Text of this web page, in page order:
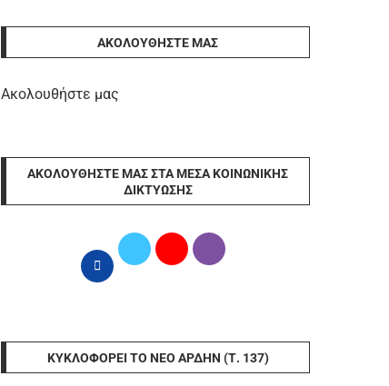
ΑΚΟΛΟΥΘΉΣΤΕ ΜΑΣ
Ακολουθήστε μας
ΑΚΟΛΟΥΘΉΣΤΕ ΜΑΣ ΣΤΑ ΜΈΣΑ ΚΟΙΝΩΝΙΚΉΣ
ΔΙΚΤΎΩΣΗΣ
ΚΥΚΛΟΦΟΡΕΊ ΤΟ ΝΈΟ ΆΡΔΗΝ (Τ. 137)